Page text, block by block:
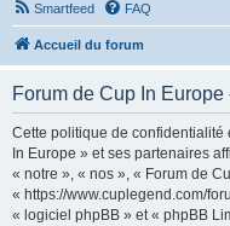
Smartfeed FAQ
Accueil du forum
Forum de Cup In
Cette politique de
In Europe » et ses partenaires
« notre », « nos », « Forum de
« https://www.cuplegend.com/
« logiciel phpBB » et « phpBB